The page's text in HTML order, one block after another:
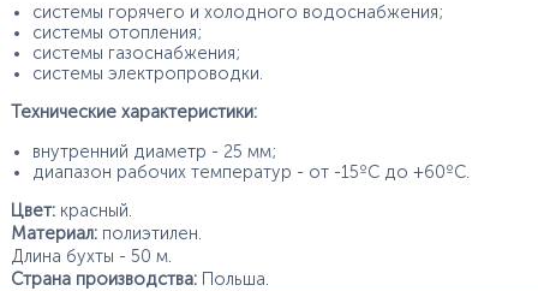
системы горячего и холодного водоснабжения;
системы отопления;
системы газоснабжения;
системы электропроводки.
Технические характеристики:
внутренний диаметр - 25 мм;
диапазон рабочих температур - от -15ºС до +60ºС.
Цвет:красный.
Материал: полиэтилен.
Длина бухты - 50 м.
Страна производства:Польша.